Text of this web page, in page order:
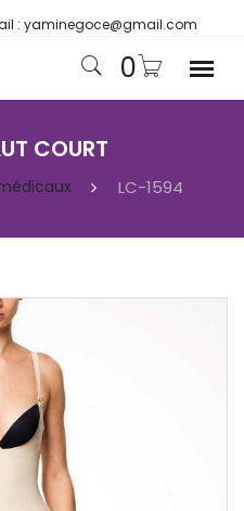
: yaminegoce@gmail.com
0
COURT
LC-1594